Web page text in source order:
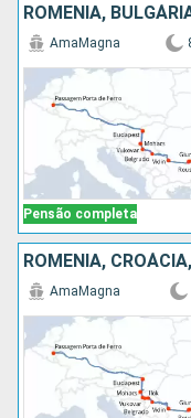
ROMÊNIA,
Pensão completa
AmaMagna
ROMÊNIA,
AmaMagna